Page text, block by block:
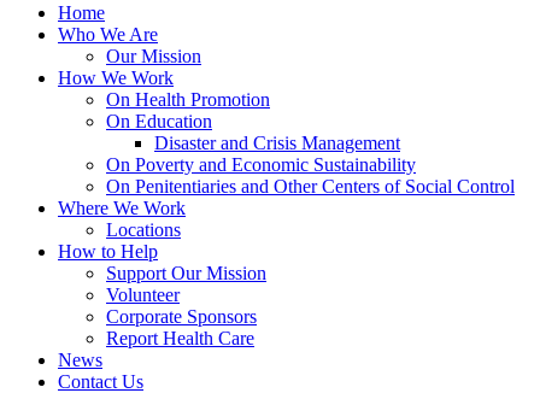
Home
Who We Are
Our Mission
How We Work
On Health Promotion
On Education
Disaster and Crisis Management
On Poverty and Economic Sustainability
On Penitentiaries and Other Centers of Social Control
Where We Work
Locations
How to Help
Support Our Mission
Volunteer
Corporate Sponsors
Report Health Care
News
Contact Us